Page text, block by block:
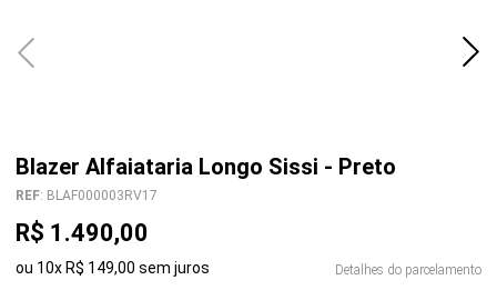
Blazer Alfaiataria Longo Sissi - Preto
REF: BLAF000003RV17
R$ 1 .490,00
ou 10x R$ 149,00 sem juros Detalhes do parcelamento